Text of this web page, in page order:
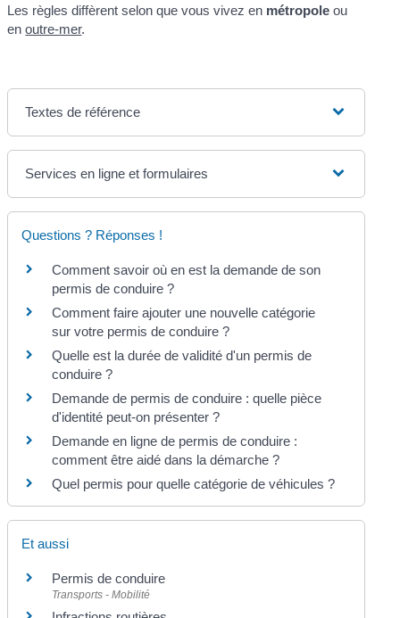
Les règles diffèrent selon que vous vivez en métropole ou
enoutre-mer.
Textes de référence
Services en ligne et formulaires
Questions ? Réponses !
Comment savoir où en est la demande de son
permis de conduire ?
Comment faire ajouter une nouvelle catégorie
sur votre permis de conduire ?
Quelle est la durée de validité d'un permis de
conduire ?
Demande de permis de conduire : quelle pièce
d'identité peut-on présenter ?
Demande en ligne de permis de conduire :
comment être aidé dans la démarche ?
Quel permis pour quelle catégorie de véhicules ?
Et aussi
Permis de conduire
Transports - Mobilité